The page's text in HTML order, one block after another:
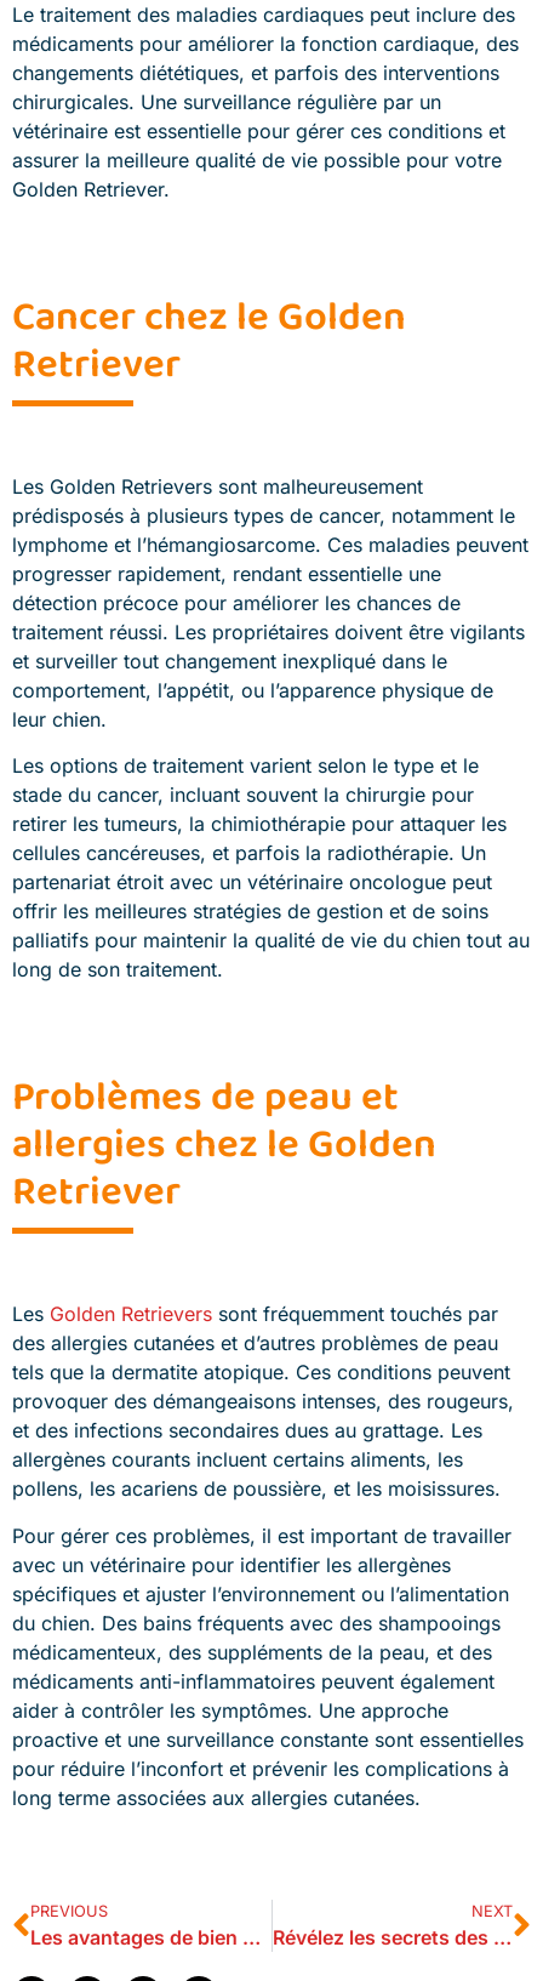
Le traitement des maladies cardiaques peut inclure des
médicaments pour améliorer la fonction cardiaque, des
changements diététiques, et parfois des interventions
chirurgicales. Une surveillance régulière par un
vétérinaire est essentielle pour gérer ces conditions et
assurer la meilleure qualité de vie possible pour votre
Golden Retriever.
Cancer chez le Golden
Retriever
Les Golden Retrievers sont malheureusement
prédisposés à plusieurs types de cancer, notamment le
lymphome et l’hémangiosarcome. Ces maladies peuvent
progresser rapidement, rendant essentielle une
détection précoce pour améliorer les chances de
traitement réussi. Les propriétaires doivent être vigilants
et surveiller tout changement inexpliqué dans le
comportement, l’appétit, ou l’apparence physique de
leur chien.
Les options de traitement varient selon le type et le
stade du cancer, incluant souvent la chirurgie pour
retirer les tumeurs, la chimiothérapie pour attaquer les
cellules cancéreuses, et parfois la radiothérapie. Un
partenariat étroit avec un vétérinaire oncologue peut
offrir les meilleures stratégies de gestion et de soins
palliatifs pour maintenir la qualité de vie du chien tout au
long de son traitement.
Problèmes de peau et
allergies chez le Golden
Retriever
Les Golden Retrievers sont fréquemment touchés par
des allergies cutanées et d’autres problèmes de peau
tels que la dermatite atopique. Ces conditions peuvent
provoquer des démangeaisons intenses, des rougeurs,
et des infections secondaires dues au grattage. Les
allergènes courants incluent certains aliments, les
pollens, les acariens de poussière, et les moisissures.
Pour gérer ces problèmes, il est important de travailler
avec un vétérinaire pour identifier les allergènes
spécifiques et ajuster l’environnement ou l’alimentation
du chien. Des bains fréquents avec des shampooings
médicamenteux, des suppléments de la peau, et des
médicaments anti-inflammatoires peuvent également
aider à contrôler les symptômes. Une approche
proactive et une surveillance constante sont essentielles
pour réduire l’inconfort et prévenir les complications à
long terme associées aux allergies cutanées.
PREVIOUS
Les avantages de bien choisir l’alimentation pour son chien
NEXT
Révélez les secrets des soins naturels pour vos animaux de compagnie !